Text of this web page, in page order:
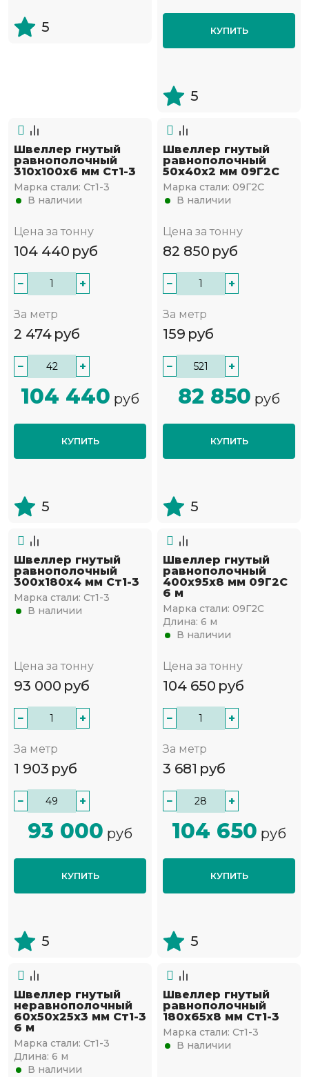
5 КУПИТЬ
5
Швеллер гнутый
равнополочный
310х100х6 мм Ст1-3
Марка стали: Ст1-3
В наличии
Цена за тонну
104 440 руб
− +
За метр
2 474 руб
− +
104 440 руб
КУПИТЬ
5
Швеллер гнутый
равнополочный
50х40х2 мм 09Г2С
Марка стали: 09Г2С
В наличии
Цена за тонну
82 850 руб
− +
За метр
159 руб
− +
82 850 руб
КУПИТЬ
5
Швеллер гнутый
равнополочный
300х180х4 мм Ст1-3
Марка стали: Ст1-3
В наличии
Цена за тонну
93 000 руб
− +
За метр
1 903 руб
− +
93 000 руб
КУПИТЬ
5
Швеллер гнутый
равнополочный
400х95х8 мм 09Г2С
6 м
Марка стали: 09Г2С
Длина: 6 м
В наличии
Цена за тонну
104 650 руб
− +
За метр
3 681 руб
− +
104 650 руб
КУПИТЬ
5
Швеллер гнутый
неравнополочный
60х50х25х3 мм Ст1-3
6 м
Марка стали: Ст1-3
Длина: 6 м
В наличии
Швеллер гнутый
равнополочный
180х65х8 мм Ст1-3
Марка стали: Ст1-3
В наличии